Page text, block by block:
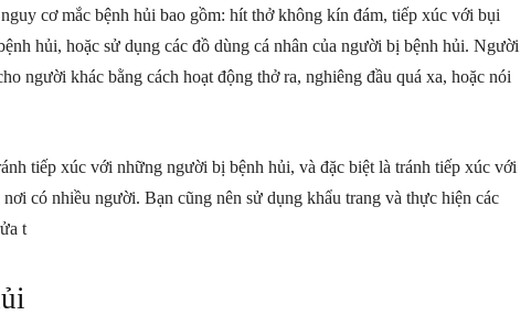
cơ mắc bệnh hủi bao gồm: hít thở không kín đám, tiếp xúc với bụi
hủi, hoặc sử dụng các đồ dùng cá nhân của người bị bệnh hủi. Người
người khác bằng cách hoạt động thở ra, nghiêng đầu quá xa, hoặc nói
tiếp xúc với những người bị bệnh hủi, và đặc biệt là tránh tiếp xúc với
có nhiều người. Bạn cũng nên sử dụng khẩu trang và thực hiện các
t